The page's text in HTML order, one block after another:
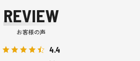
REVIEW
お客様の声
4.4